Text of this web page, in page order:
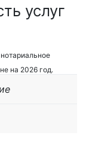
услуг
на 2026 год.